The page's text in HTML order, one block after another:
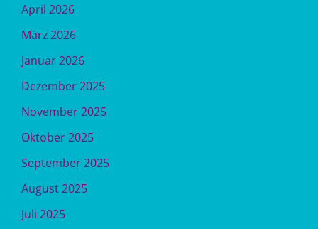
April 2026
März 2026
Januar 2026
Dezember 2025
November 2025
Oktober 2025
September 2025
August 2025
Juli 2025